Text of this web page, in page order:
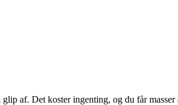
af. Det koster ingenting, og du får